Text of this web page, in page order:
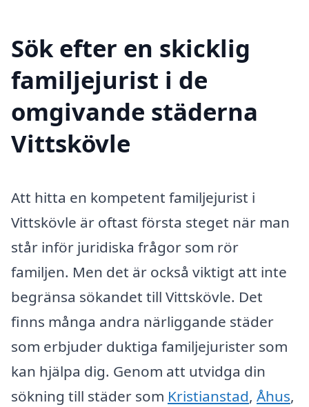
Sök efter en skicklig
familjejurist i de
omgivande städerna
Vittskövle
Att hitta en kompetent familjejurist i
Vittskövle är oftast första steget när man
står inför juridiska frågor som rör
familjen. Men det är också viktigt att inte
begränsa sökandet till Vittskövle. Det
finns många andra närliggande städer
som erbjuder duktiga familjejurister som
kan hjälpa dig. Genom att utvidga din
sökning till städer som Kristianstad, Åhus,